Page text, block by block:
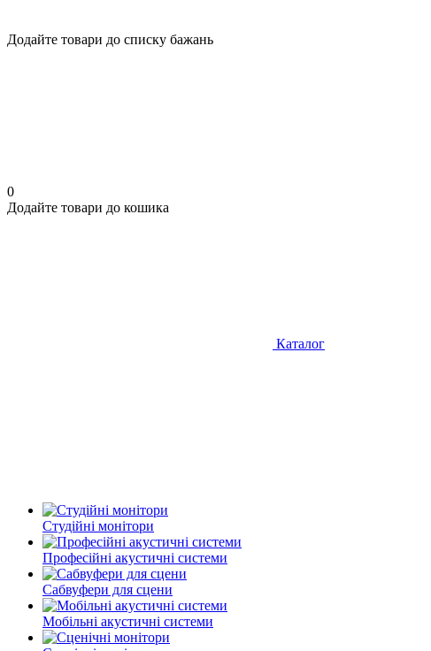
Додайте товари до списку бажань
0
Додайте товари до кошика
Каталог
Студійні монітори
Професійні акустичні системи
Сабвуфери для сцени
Мобільні акустичні системи